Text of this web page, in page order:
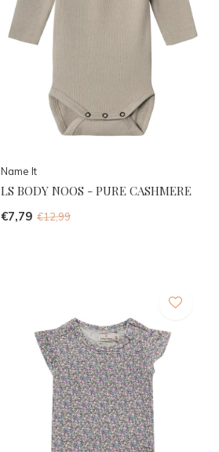
Name It
LS BODY NOOS - PURE CASHMERE
€7,79 €12,99